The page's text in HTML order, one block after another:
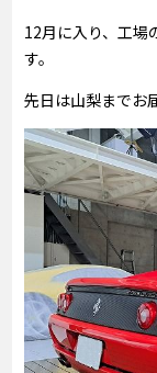
12月に入り、工場
す。
先日は山梨までお